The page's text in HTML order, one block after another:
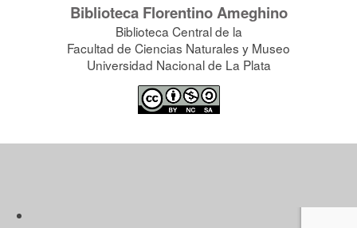
Biblioteca Florentino Ameghino
Biblioteca Central de la
Facultad de Ciencias Naturales y Museo
Universidad Nacional de La Plata